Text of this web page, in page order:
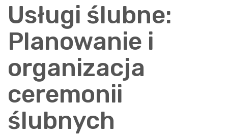
Usługi ślubne:
Planowanie i
organizacja
ceremonii
ślubnych